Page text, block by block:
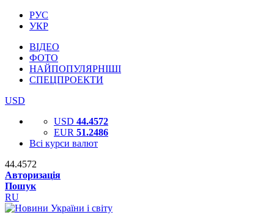
РУС
УКР
ВІДЕО
ФОТО
НАЙПОПУЛЯРНІШІ
СПЕЦПРОЕКТИ
USD
USD 44.4572
EUR 51.2486
Всі курси валют
44.4572
Авторизація
Пошук
RU